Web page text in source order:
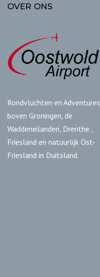
OVER ONS
Rondvluchten en Adventures
boven Groningen, de
Waddeneilanden, Drenthe ,
Friesland en natuurlijk Ost-
Friesland in Duitsland.